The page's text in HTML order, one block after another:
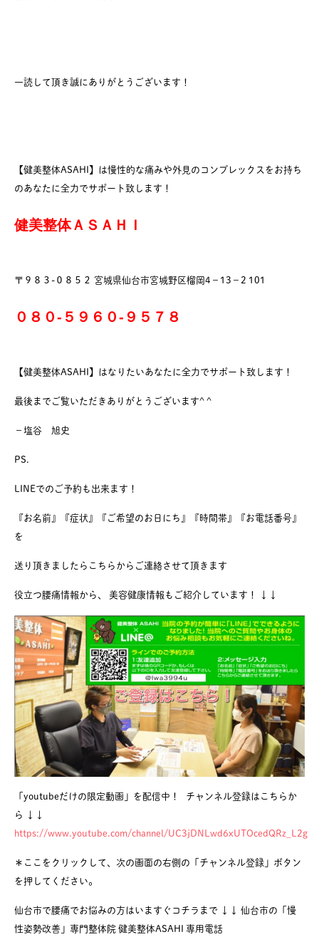
一読して頂き誠にありがとうございます！
【健美整体ASAHI】は慢性的な痛みや外見のコンプレックスをお持ち
のあなたに全力でサポート致します！
健美整体ＡＳＡＨＩ
〒９８３-０８５２ 宮城県仙台市宮城野区榴岡4−13−2 101
０８０-５９６０-９５７８
【健美整体ASAHI】はなりたいあなたに全力でサポート致します！
最後までご覧いただきありがとうございます^ ^
−塩谷 旭史
PS.
LINEでのご予約も出来ます！
『お名前』『症状』『ご希望のお日にち』『時間帯』『お電話番号』
を
送り頂きましたらこちらからご連絡させて頂きます
役立つ腰痛情報から、 美容健康情報もご紹介しています！ ↓↓
「youtubeだけの限定動画」を配信中！ チャンネル登録はこちらか
ら ↓↓
https://www.youtube.com/channel/UC3jDNLwd6xUTOcedQRz_L2g
＊ここをクリックして、次の画面の右側の「チャンネル登録」ボタン
を押してください。
仙台市で腰痛でお悩みの方はいますぐコチラまで ↓↓ 仙台市の「慢
性姿勢改善」専門整体院 健美整体ASAHI 専用電話